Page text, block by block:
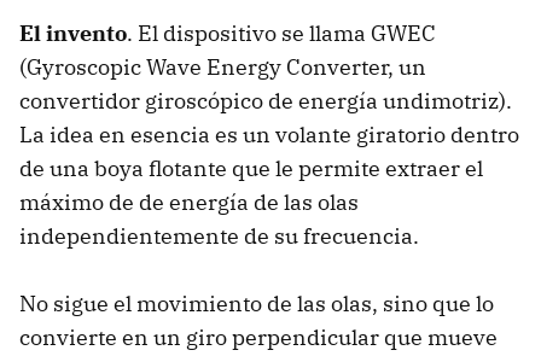
El invento. El dispositivo se llama GWEC
(Gyroscopic Wave Energy Converter, un
convertidor giroscópico de energía undimotriz).
La idea en esencia es un volante giratorio dentro
de una boya flotante que le permite extraer el
máximo de de energía de las olas
independientemente de su frecuencia.
No sigue el movimiento de las olas, sino que lo
convierte en un giro perpendicular que mueve